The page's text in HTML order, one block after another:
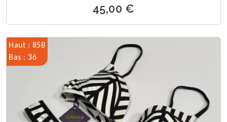
45,00 €
Haut : 85B
Bas : 36